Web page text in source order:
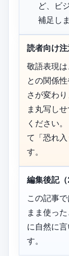
ど、ビ
補足し
読者向け
敬語表現
との関係
さが変わ
ま丸写し
ください
て「恐れ
す。
編集後記
この記事
まま使っ
に自然に
す。